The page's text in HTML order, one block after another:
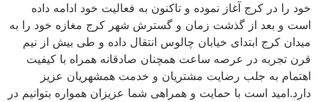
خود را در کرج آغاز نموده و تاکنون به فعالیت خود ادامه داده
است و بعد از گذشت زمان و گسترش شهر کرج مغازه خود را به
میدان کرج ابتدای خیابان چالوس انتقال داده و طی بیش از نیم
قرن تجربه در عرصه ساعت همچنان صادقانه همراه با کیفیت
اهتمام به جلب رضایت مشتریان و خدمت همشهریان عزیز
دارد.امید است با حمایت و همراهی شما عزیزان همواره بتوانیم در